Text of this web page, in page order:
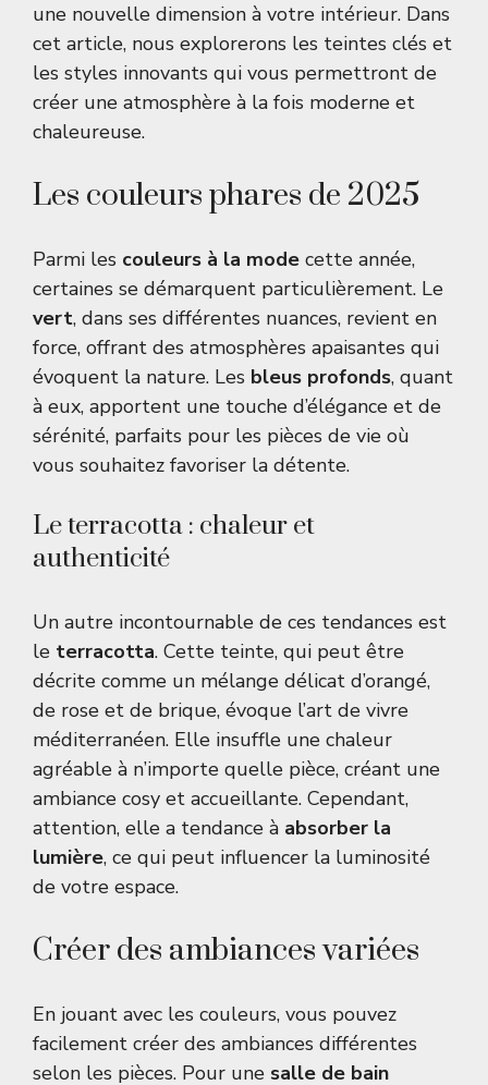
une nouvelle dimension à votre intérieur. Dans
cet article, nous explorerons les teintes clés et
les styles innovants qui vous permettront de
créer une atmosphère à la fois moderne et
chaleureuse.
Les couleurs phares de 2025
Parmi les couleurs à la mode cette année,
certaines se démarquent particulièrement. Le
vert, dans ses différentes nuances, revient en
force, offrant des atmosphères apaisantes qui
évoquent la nature. Les bleus profonds, quant
à eux, apportent une touche d’élégance et de
sérénité, parfaits pour les pièces de vie où
vous souhaitez favoriser la détente.
Le terracotta : chaleur et
authenticité
Un autre incontournable de ces tendances est
le terracotta. Cette teinte, qui peut être
décrite comme un mélange délicat d’orangé,
de rose et de brique, évoque l’art de vivre
méditerranéen. Elle insuffle une chaleur
agréable à n’importe quelle pièce, créant une
ambiance cosy et accueillante. Cependant,
attention, elle a tendance à absorber la
lumière, ce qui peut influencer la luminosité
de votre espace.
Créer des ambiances variées
En jouant avec les couleurs, vous pouvez
facilement créer des ambiances différentes
selon les pièces. Pour une salle de bain